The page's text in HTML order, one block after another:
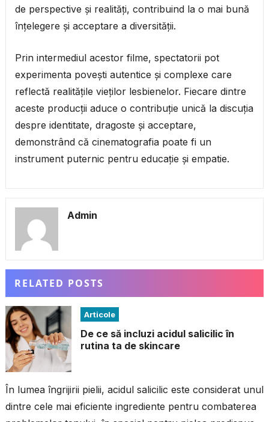
de perspective și realități, contribuind la o mai bună
înțelegere și acceptare a diversității.
Prin intermediul acestor filme, spectatorii pot
experimenta povești autentice și complexe care
reflectă realitățile vieților lesbienelor. Fiecare dintre
aceste producții aduce o contribuție unică la discuția
despre identitate, dragoste și acceptare,
demonstrând că cinematografia poate fi un
instrument puternic pentru educație și empatie.
Admin
RELATED POSTS
Articole
De ce să incluzi acidul salicilic în
rutina ta de skincare
În lumea îngrijirii pielii, acidul salicilic este considerat unul
dintre cele mai eficiente ingrediente pentru combaterea